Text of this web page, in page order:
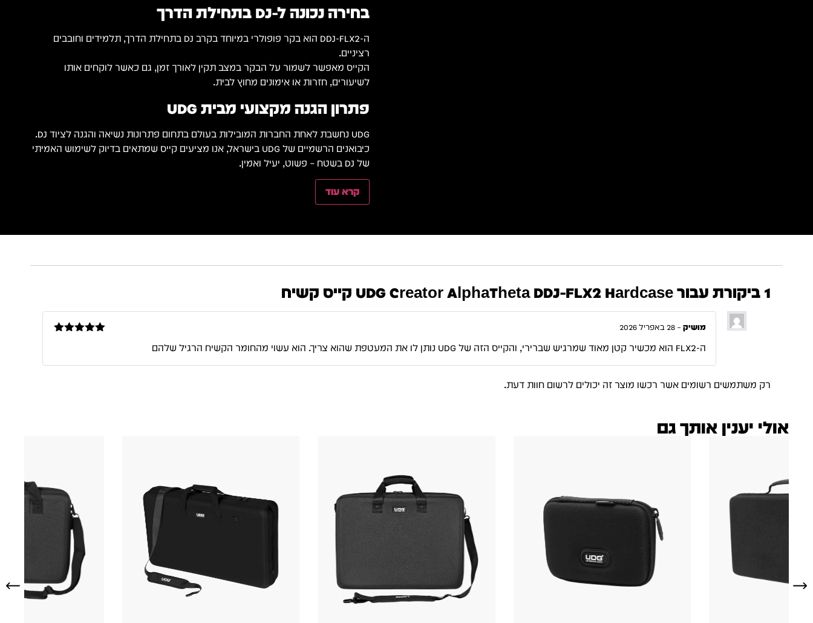
בחירה נכונה ל-DJ בתחילת הדרך
ה-DDJ-FLX2 הוא בקר פופולרי במיוחד בקרב DJ בתחילת הדרך, תלמידים וחובבים
רציניים.
הקייס מאפשר לשמור על הבקר במצב תקין לאורך זמן, גם כאשר לוקחים אותו
לשיעורים, חזרות או אימונים מחוץ לבית.
פתרון הגנה מקצועי מבית UDG
UDG נחשבת לאחת החברות המובילות בעולם בתחום פתרונות נשיאה והגנה לציוד DJ.
כיבואנים הרשמיים של UDG בישראל, אנו מציעים קייס שמתאים בדיוק לשימוש האמיתי
של DJ בשטח – פשוט, יעיל ואמין.
קרא עוד
1 ביקורת עבור UDG Creator AlphaTheta DDJ-FLX2 Hardcase קייס קשיח
מושיק – 28 באפריל 2026
ה-FLX2 הוא מכשיר קטן מאוד שמרגיש שברירי, והקייס הזה של UDG נותן לו את המעטפת שהוא צריך. הוא עשוי מהחומר הקשיח הרגיל שלהם
רק משתמשים רשומים אשר רכשו מוצר זה יכולים לרשום חוות דעת.
אולי יענין אותך גם